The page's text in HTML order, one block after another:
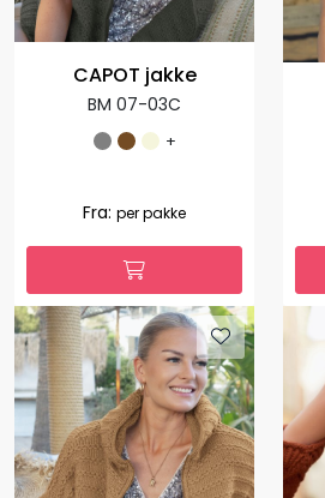
CAPOT jakke
BM 07-03C
+
Fra: per pakke